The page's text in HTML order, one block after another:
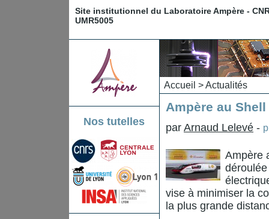
Site institutionnel du Laboratoire Ampère -
UMR5005
Nos tutelles
Accueil >Actualités
Ampère au
par Arnaud Lelevé -
Ampère
vise à minimiser la
la plus grande